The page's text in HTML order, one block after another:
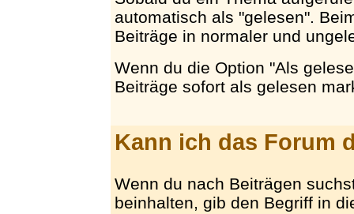
automatisch als "gelesen".
Beiträge in normaler und
Wenn du die Option "Als
Beiträge sofort als gelesen
Kann ich das Forum
Wenn du nach Beiträgen
beinhalten, gib den Begriff in